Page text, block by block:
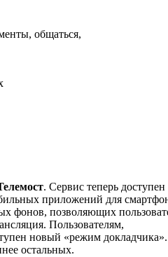
общаться,
. Сервис теперь доступен
приложений для
фонов, позволяющих
Пользователям,
новый «режим докладчика».
остальных.